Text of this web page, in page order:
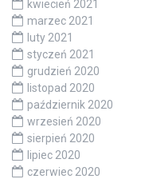
kwiecień 2021
marzec 2021
luty 2021
styczeń 2021
grudzień 2020
listopad 2020
październik 2020
wrzesień 2020
sierpień 2020
lipiec 2020
czerwiec 2020